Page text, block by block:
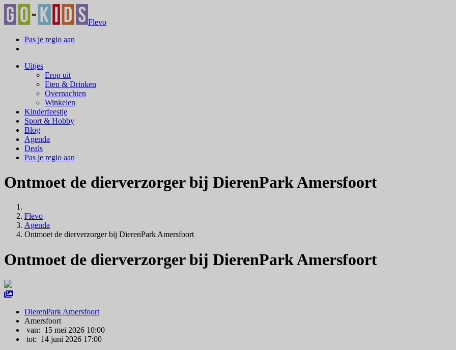
Flevo
Pas je regio aan
Uitjes
Erop uit
Eten & Drinken
Overnachten
Winkelen
Kinderfeestje
Sport & Hobby
Blog
Agenda
Deals
Pas je regio aan
Ontmoet de dierverzorger bij DierenPark Amersfoort
Flevo
Agenda
Ontmoet de dierverzorger bij DierenPark Amersfoort
Ontmoet de dierverzorger bij DierenPark Amersfoort
DierenPark Amersfoort
Amersfoort
van: 15 mei 2026 10:00
tot: 14 juni 2026 17:00